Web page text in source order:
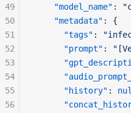
"model_name" :
"metadata" : {
"tags" :
"prompt" :
"history" :
49
50
51
52
53
54
55
56